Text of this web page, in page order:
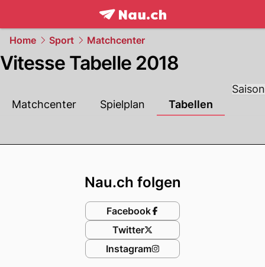
frontpage.NAU.ch
Home Sport Matchcenter
Vitesse Tabelle 2018
Saison
Matchcenter
Spielplan Tabellen
Nau.ch folgen
Facebook
Twitter
Instagram